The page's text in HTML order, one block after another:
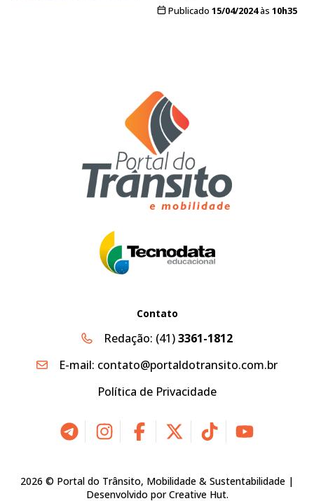
Publicado 15/04/2024às 10h35
Contato
Redação: (41)3361-1812
E-mail: contato@portaldotransito.com.br
Política de Privacidade
2026 © Portal do Trânsito, Mobilidade & Sustentabilidade |
Desenvolvido porCreative Hut.